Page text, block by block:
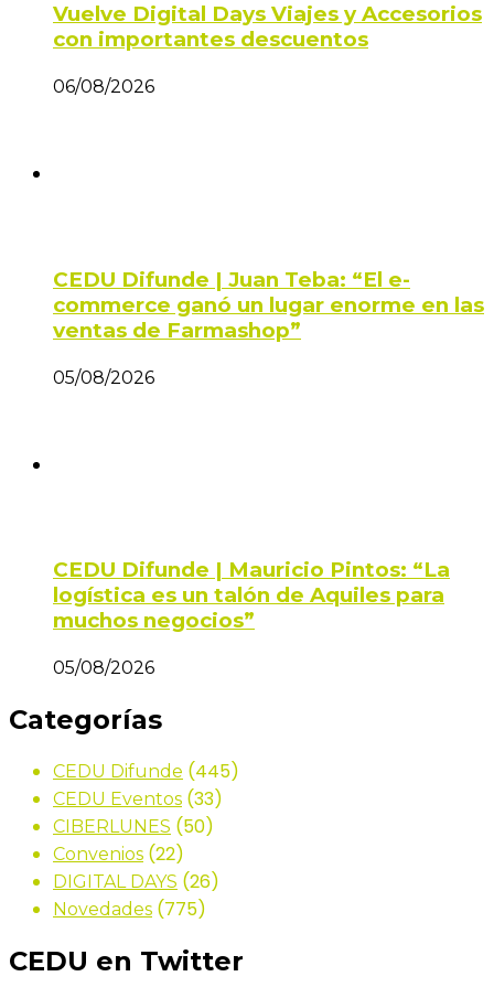
Vuelve Digital Days Viajes y Accesorios
con importantes descuentos
06/08/2026
CEDU Difunde | Juan Teba: “El e-
commerce ganó un lugar enorme en las
ventas de Farmashop”
05/08/2026
CEDU Difunde | Mauricio Pintos: “La
logística es un talón de Aquiles para
muchos negocios”
05/08/2026
Categorías
CEDU Difunde (445)
CEDU Eventos (33)
CIBERLUNES (50)
Convenios (22)
DIGITAL DAYS (26)
Novedades (775)
CEDU en Twitter